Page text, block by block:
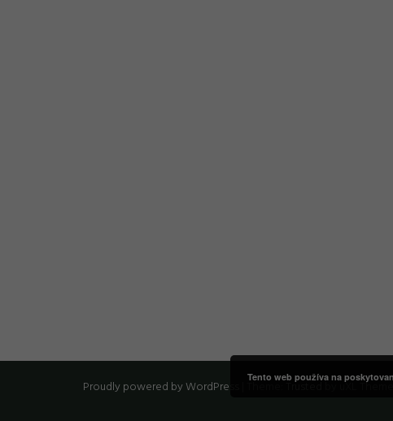
Proudly powered by WordPress Trusted by uXL Themes
Tento web používa na